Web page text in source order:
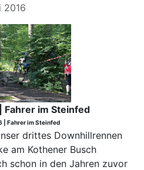
2016
Fahrer im Steinfed
| Fahrer im Steinfed
drittes Downhillrennen
am Kothener Busch
schon in den Jahren zuvor